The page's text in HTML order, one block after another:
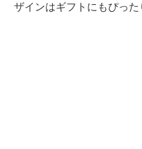
ザインはギフトにもぴった